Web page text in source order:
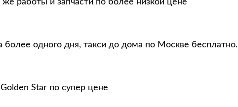
же работы и запчасти по более низкой цене
одного дня, такси до дома по Москве бесплатно.
Star по супер цене